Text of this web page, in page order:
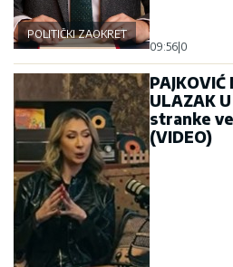
POLITIČKI ZAOKRET
09:56 0
ULAZAK
stranke
(VIDEO)